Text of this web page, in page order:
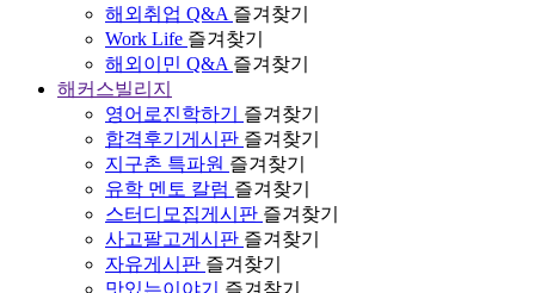
해외취업 Q&A 즐겨찾기
Work Life 즐겨찾기
해외이민 Q&A 즐겨찾기
해커스빌리지
영어로진학하기
즐겨찾기
합격후기게시판 즐겨찾기
지구촌 특파원 즐겨찾기
유학 멘토 칼럼 즐겨찾기
스터디모집게시판 즐겨찾기
사고팔고게시판 즐겨찾기
자유게시판 즐겨찾기
맛있는이야기
즐겨찾기